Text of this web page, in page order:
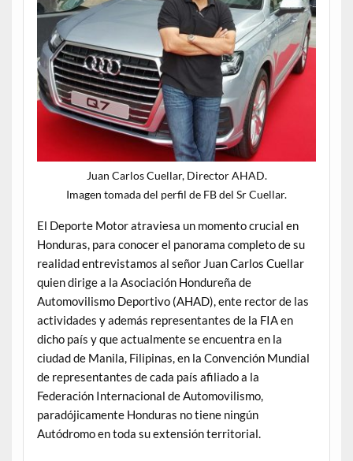
Juan Carlos Cuellar, Director AHAD.
Imagen tomada del perfil de FB del Sr Cuellar.
El Deporte Motor atraviesa un momento crucial en
Honduras, para conocer el panorama completo de su
realidad entrevistamos al señor Juan Carlos Cuellar
quien dirige a la Asociación Hondureña de
Automovilismo Deportivo (AHAD), ente rector de las
actividades y además representantes de la FIA en
dicho país y que actualmente se encuentra en la
ciudad de Manila, Filipinas, en la Convención Mundial
de representantes de cada país afiliado a la
Federación Internacional de Automovilismo,
paradójicamente Honduras no tiene ningún
Autódromo en toda su extensión territorial.